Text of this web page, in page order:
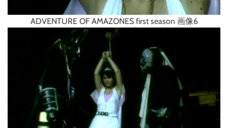
ADVENTURE OF AMAZONES first season 画像6